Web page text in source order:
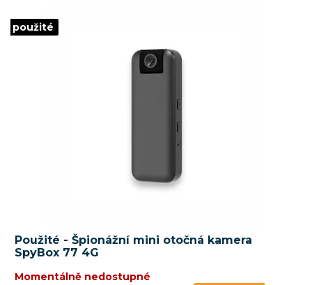
použité
Použité - Špionážní mini otočná kamera
SpyBox 77 4G
Momentálně nedostupné